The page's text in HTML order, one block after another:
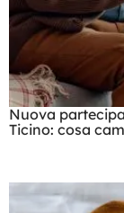
Nuova
Ticino: cosa